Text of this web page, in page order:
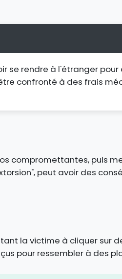
se rendre à l'étranger
confronté à des frais
compromettantes, puis
peut avoir des
la victime à cliquer sur
pour ressembler à des